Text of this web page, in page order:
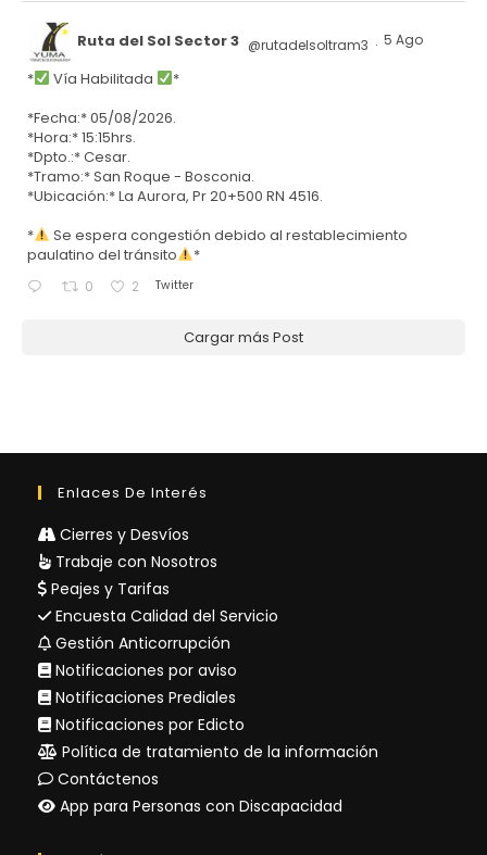
Ruta del Sol Sector 3 @rutadelsoltram3 · 5 Ago
* Vía Habilitada
*
*Fecha:* 05/08/2026.
*Hora:* 15:15hrs.
*Dpto.:* Cesar.
*Tramo:* San Roque - Bosconia.
*Ubicación:* La Aurora, Pr 20+500 RN 4516.
*
Se espera congestión debido al restablecimiento
paulatino del tránsito
*
0 2 Twitter
Cargar más Post
Enlaces De Interés
Cierres y Desvíos
Trabaje con Nosotros
Peajes y Tarifas
Encuesta Calidad del Servicio
Gestión Anticorrupción
Notificaciones por aviso
Notificaciones Prediales
Notificaciones por Edicto
Política de tratamiento de la información
Contáctenos
App para Personas con Discapacidad